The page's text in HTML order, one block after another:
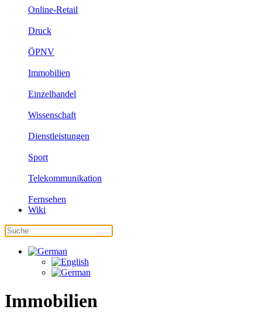
Online-Retail
Druck
ÖPNV
Immobilien
Einzelhandel
Wissenschaft
Dienstleistungen
Sport
Telekommunikation
Fernsehen
Wiki
Immobilien